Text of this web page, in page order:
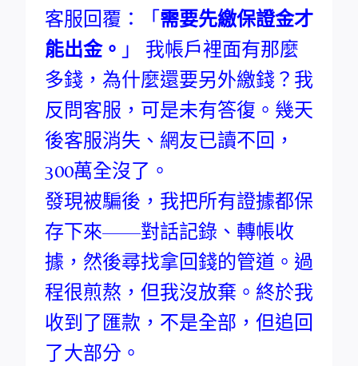
客服回覆：「 需要先繳保證金才
能出金。 」 我帳戶裡面有那麼
多錢，為什麼還要另外繳錢？我
反問客服，可是未有答復。幾天
後客服消失、網友已讀不回，
300萬全沒了。
發現被騙後，我把所有證據都保
存下來——對話記錄、轉帳收
據，然後尋找拿回錢的管道。過
程很煎熬，但我沒放棄。終於我
收到了匯款，不是全部，但追回
了大部分。